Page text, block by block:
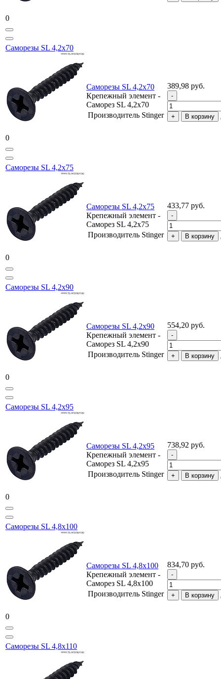
0
Саморезы SL 4,2х70
0
Саморезы SL 4,2х70
Крепежный элемент -
Саморез SL 4,2х70
Производитель Stinger
389,98 руб.
В корзину
Саморезы SL 4,2х75
0
Саморезы SL 4,2х75
Крепежный элемент -
Саморез SL 4,2х75
Производитель Stinger
433,77 руб.
В корзину
Саморезы SL 4,2х90
0
Саморезы SL 4,2х90
Крепежный элемент -
Саморез SL 4,2х90
Производитель Stinger
554,20 руб.
В корзину
Саморезы SL 4,2х95
0
Саморезы SL 4,2х95
Крепежный элемент -
Саморез SL 4,2х95
Производитель Stinger
738,92 руб.
В корзину
Саморезы SL 4,8х100
0
Саморезы SL 4,8х100
Крепежный элемент -
Саморез SL 4,8х100
Производитель Stinger
834,70 руб.
В корзину
Саморезы SL 4,8х110